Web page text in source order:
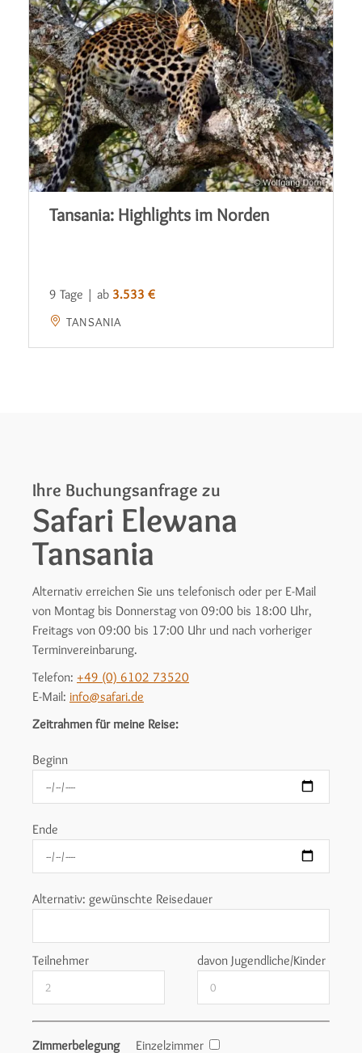
Tansania: Highlights im Norden
9 Tage | ab 3.533 €
TANSANIA
Ihre Buchungsanfrage zu
Safari Elewana
Tansania
Alternativ erreichen Sie uns telefonisch oder per E-Mail
von Montag bis Donnerstag von 09:00 bis 18:00 Uhr,
Freitags von 09:00 bis 17:00 Uhr und nach vorheriger
Terminvereinbarung.
Telefon: +49 (0) 6102 73520
E-Mail: info@safari.de
Zeitrahmen für meine Reise:
Beginn
Ende
Alternativ: gewünschte Reisedauer
Teilnehmer davon Jugendliche/Kinder
Zimmerbelegung Einzelzimmer